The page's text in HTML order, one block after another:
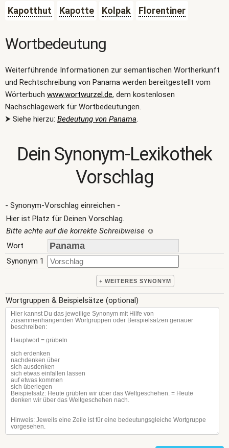
Kapotthut Kapotte Kolpak Florentiner
Wortbedeutung
Weiterführende Informationen zur semantischen Wortherkunft
und Rechtschreibung von Panama werden bereitgestellt vom
Wörterbuch www.wortwurzel.de, dem kostenlosen
Nachschlagewerk für Wortbedeutungen.
⮞ Siehe hierzu: Bedeutung von Panama.
Dein Synonym-Lexikothek
Vorschlag
- Synonym-Vorschlag einreichen -
Hier ist Platz für Deinen Vorschlag.
Bitte achte auf die korrekte Schreibweise ☺
Wort
Synonym 1
+ WEITERES SYNONYM
Wortgruppen & Beispielsätze (optional)